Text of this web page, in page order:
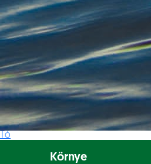
Tó
Környe